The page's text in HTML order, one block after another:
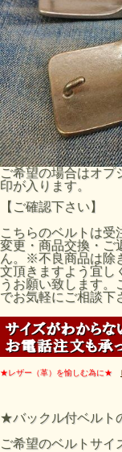
ご希望の場合はオプ
印が入ります。
【ご確認下さい】
こちらのベルトは受
変更・商品交換・ご
ん。※不良商品は除
文頂きますよう宜し
うお願い致します。
でお気軽にご相談下
★レザー（革）を愉しむ為に★
★バックル付ベルト
ご希望のベルトサイ